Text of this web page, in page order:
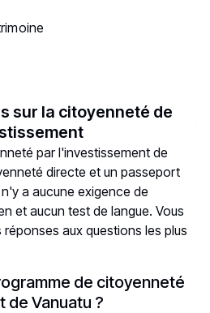
sur la citoyenneté de
par l'investissement de
directe et un passeport
a aucune exigence de
et aucun test de langue. Vous
aux questions les plus
de citoyenneté
de Vanuatu ?